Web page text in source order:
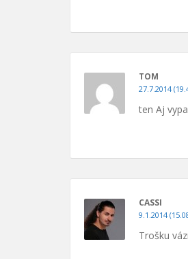
TOM
27.7.2014
ten Aj
CASSI
9.1.2014
Trošku